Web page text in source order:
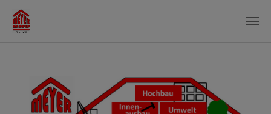
Zum Hauptinhalt springen